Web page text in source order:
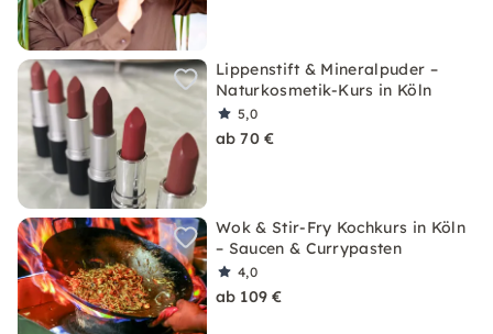
Lippenstift & Mineralpuder –
Naturkosmetik-Kurs in Köln
5,0
ab 70 €
Wok & Stir-Fry Kochkurs in Köln
– Saucen & Currypasten
4,0
ab 109 €